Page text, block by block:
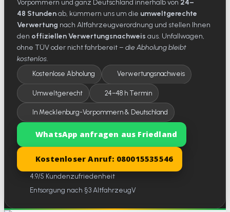
Vorpommern und ganz Deutschland innerhalb von 24–
48 Stundenab, kümmern uns um die umweltgerechte
Verwertung nach Altfahrzeugverordnung und stellen Ihnen
den offiziellen Verwertungsnachweis aus. Unfallwagen,
ohne TÜV oder nicht fahrbereit – die Abholung bleibt
kostenlos.
Kostenlose Abholung Verwertungsnachweis
Umweltgerecht 24–48 h Termin
In Mecklenburg-Vorpommern & Deutschland
WhatsApp anfragen aus Friedland
Kostenloser Anruf: 080015535546
4.9/5 Kundenzufriedenheit
Entsorgung nach §3 AltfahrzeugV